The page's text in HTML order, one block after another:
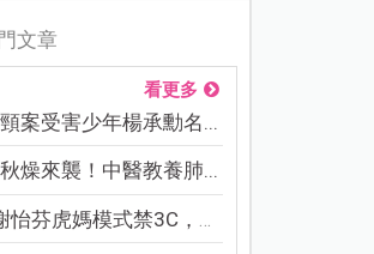
文章
看更多
案受害少年楊承勳名...
燥來襲！中醫教養肺...
芬虎媽模式禁3C，看...